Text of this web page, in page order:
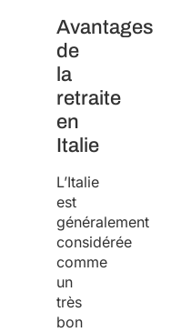
Avantages
de
la
retraite
en
Italie
L’Italie
est
généralement
considérée
comme
un
très
bon